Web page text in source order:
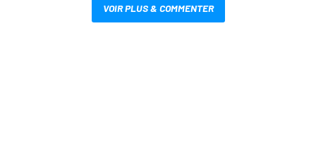
VOIR PLUS & COMMENTER